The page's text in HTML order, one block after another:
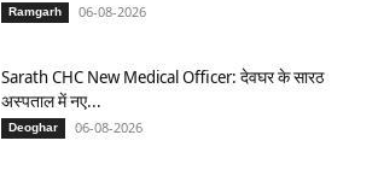
Ramgarh 06-08-2026
Sarath CHC New Medical Officer: देवघर के सारठ
अस्पताल में नए...
Deoghar 06-08-2026